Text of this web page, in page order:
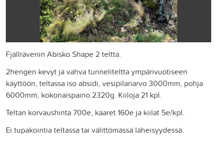
Fjällrävenin Abisko Shape 2 teltta.
2hengen kevyt ja vahva tunneliteltta ympärivuotiseen
käyttöön, teltassa iso absidi, vesipilariarvo 3000mm, pohja
6000mm, kokonaispaino 2320g. Kiiloja 21 kpl.
Teltan korvaushinta 700e, kaaret 160e ja kiilat 5e/kpl.
Ei tupakointia teltassa tai välittömässä läheisyydessä.